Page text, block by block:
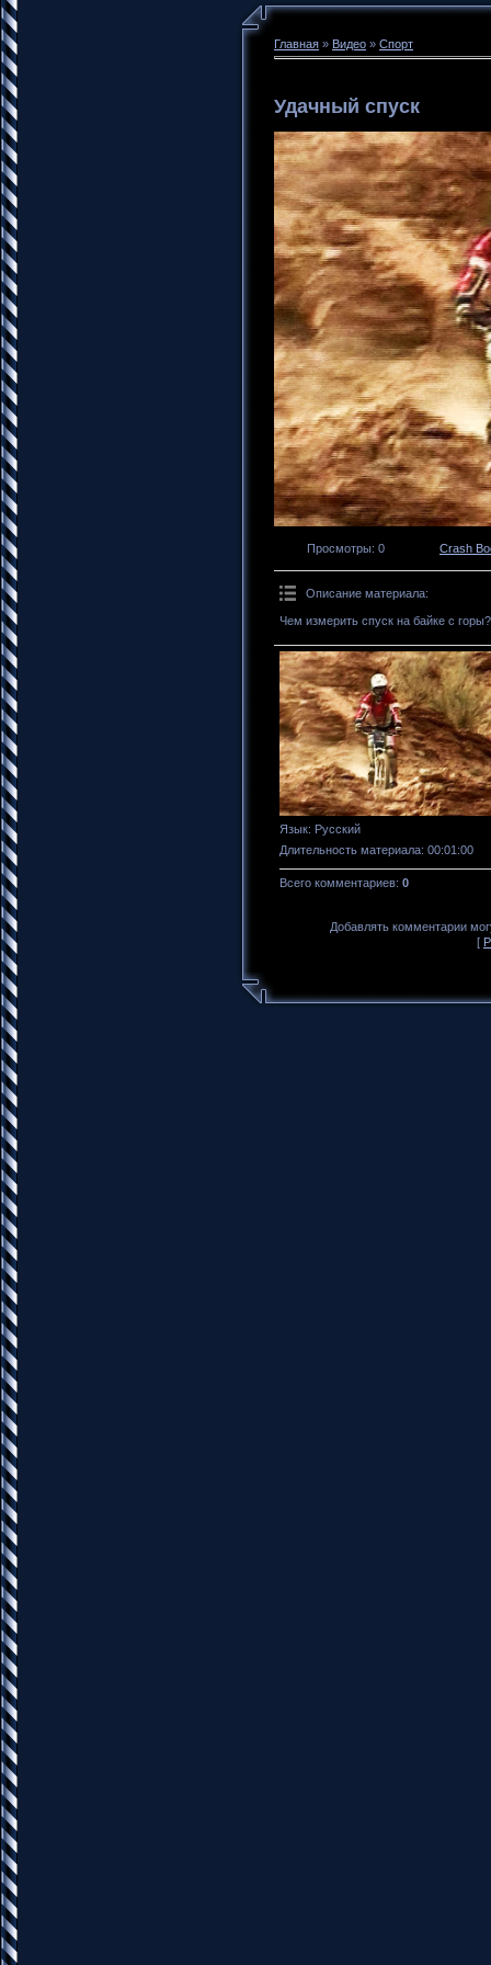
Главная » Видео » Спорт
Удачный спуск
Просмотры: 0 Crash
Описание материала:
Чем измерить спуск на байке с горы?
Язык: Русский
Длительность материала: 00:01:00
Всего комментариев: 0
Добавлять комментарии
[